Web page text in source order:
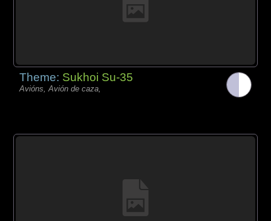
Theme: Sukhoi Su-35
Avións, Avión de caza,